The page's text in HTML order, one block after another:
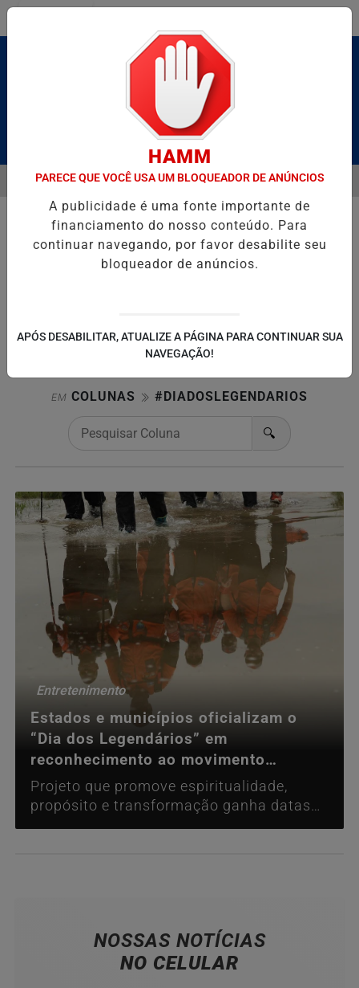
Pesquisar Notícia
CALDAS E CAIQUE PIMENTA COM O MELHOR DO AXÉ DAS ANTIGAS
EM ALTA
MENU
EM COLUNAS #DIADOSLEGENDARIOS
🔍
Entretenimento
Estados e municípios oficializam o
“Dia dos Legendários” em
reconhecimento ao movimento
masculino
Projeto que promove espiritualidade,
propósito e transformação ganha datas
comemorativas oficiais
NOSSAS NOTÍCIAS
NO CELULAR
HAMM
PARECE QUE VOCÊ USA UM BLOQUEADOR DE ANÚNCIOS
A publicidade é uma fonte importante de
financiamento do nosso conteúdo. Para
continuar navegando, por favor desabilite seu
bloqueador de anúncios.
APÓS DESABILITAR, ATUALIZE A PÁGINA PARA CONTINUAR SUA
NAVEGAÇÃO!